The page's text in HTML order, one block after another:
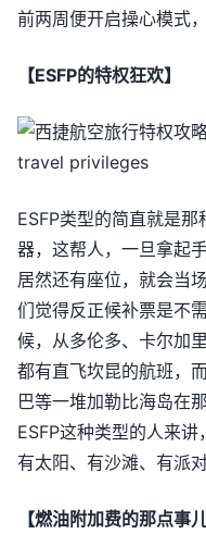
前两周便开启操心模式
【ESFP的特权狂欢】
ESFP类型的简直就是
器，这帮人，一旦拿起
居然还有座位，就会当
们觉得反正候补票是不
候，从多伦多、卡尔加
都有直飞坎昆的航班，
巴等一堆加勒比海岛在
ESFP这种类型的人来
有太阳、有沙滩、有派
【燃油附加费的那点事儿